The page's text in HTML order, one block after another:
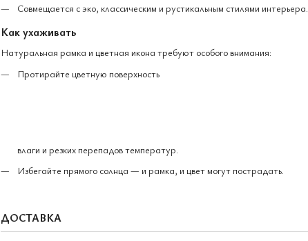
Совмещается с эко, классическим и рустикальным стилями интерьера.
Как ухаживать
Натуральная рамка и цветная икона требуют особого внимания:
Протирайте цветную поверхность
влаги и резких перепадов температур.
Избегайте прямого солнца — и рамка, и цвет могут пострадать.
ДОСТАВКА